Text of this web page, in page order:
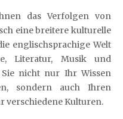
das Verfolgen von
eine breitere kulturelle
englischsprachige Welt
Literatur, Musik und
nicht nur Ihr Wissen
sondern auch Ihren
verschiedene Kulturen.